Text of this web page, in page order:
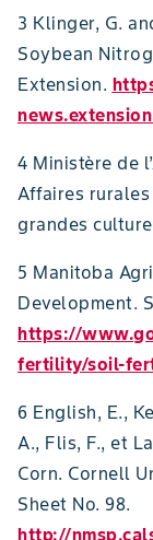
3 Klinger, G.
Soybean
Extension.
4 Ministère de
Affaires
grandes
5 Manitoba
Development.
https://
fertility/soil-
6 English, E.,
A., Flis, F., et
Corn. Cornell
Sheet No. 98.
http://